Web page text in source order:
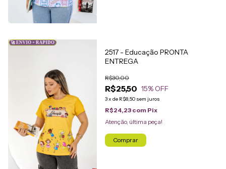
🚀 ENVIO + RÁPIDO
2517 - Educação PRONTA
ENTREGA
R$25,50
R$30,00
15% OFF
3x de R$8,50 sem juros
R$24,23 com Pix
Atenção, última peça!
Comprar